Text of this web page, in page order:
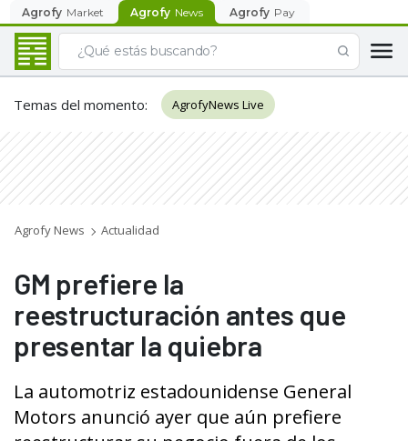
Agrofy Market Agrofy News Agrofy Pay
Temas del momento: AgrofyNews Live
Agrofy News Actualidad
GM prefiere la
reestructuración antes que
presentar la quiebra
La automotriz estadounidense General
Motors anunció ayer que aún prefiere